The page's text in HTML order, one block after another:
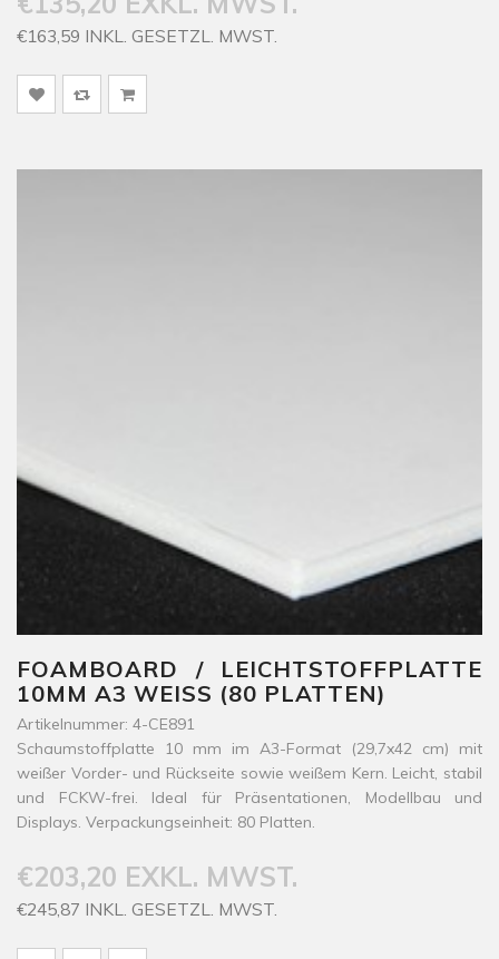
€163,59 INKL. GESETZL. MWST.
FOAMBOARD / LEICHTSTOFFPLATTE
10MM A3 WEISS (80 PLATTEN)
Artikelnummer: 4-CE891
Schaumstoffplatte 10 mm im A3-Format (29,7x42 cm) mit
weißer Vorder- und Rückseite sowie weißem Kern. Leicht, stabil
und FCKW-frei. Ideal für Präsentationen, Modellbau und
Displays. Verpackungseinheit: 80 Platten.
€203,20 EXKL. MWST.
€245,87 INKL. GESETZL. MWST.